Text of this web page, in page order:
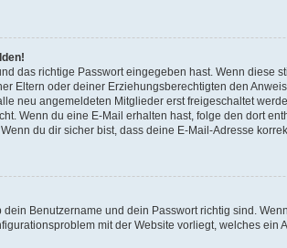
das richtige Passwort eingegeben hast. Wenn diese
Eltern oder deiner Erziehungsberechtigten den
neu angemeldeten Mitglieder erst freigeschaltet
Wenn du eine E-Mail erhalten hast, folge den dort
du dir sicher bist, dass deine E-Mail-Adresse
Benutzername und dein Passwort richtig sind.
mit der Website vorliegt, welches ein